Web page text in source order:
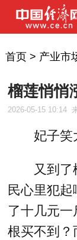
首页> 产业市
榴莲悄悄
2026-05-15 10:14
妃子笑
又到
民心里犯起
了十几元
根买不到？